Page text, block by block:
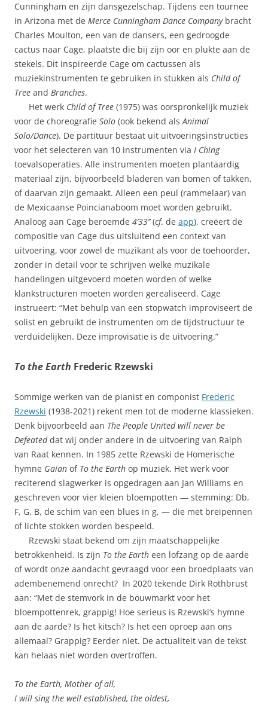
Cunningham en zijn dansgezelschap. Tijdens een tournee
in Arizona met de Merce Cunningham Dance Companybracht
Charles Moulton, een van de dansers, een gedroogde
cactus naar Cage, plaatste die bij zijn oor en plukte aan de
stekels. Dit inspireerde Cage om cactussen als
muziekinstrumenten te gebruiken in stukken als Child of
Tree and Branches.
Het werk Child of Tree (1975) was oorspronkelijk muziek
voor de choreografie Solo (ook bekend alsAnimal
Solo/Dance). De partituur bestaat uit uitvoeringsinstructies
voor het selecteren van 10 instrumenten via I Ching
toevalsoperaties. Alle instrumenten moeten plantaardig
materiaal zijn, bijvoorbeeld bladeren van bomen of takken,
of daarvan zijn gemaakt. Alleen een peul (rammelaar) van
de Mexicaanse Poincianaboom moet worden gebruikt.
Analoog aan Cage beroemde 4’33’’(cf. de app), creëert de
compositie van Cage dus uitsluitend een context van
uitvoering, voor zowel de muzikant als voor de toehoorder,
zonder in detail voor te schrijven welke muzikale
handelingen uitgevoerd moeten worden of welke
klankstructuren moeten worden gerealiseerd. Cage
instrueert: “Met behulp van een stopwatch improviseert de
solist en gebruikt de instrumenten om de tijdstructuur te
verduidelijken. Deze improvisatie is de uitvoering.”
To the Earth Frederic Rzewski
Sommige werken van de pianist en componist Frederic
Rzewski (1938-2021) rekent men tot de moderne klassieken.
Denk bijvoorbeeld aan The People United will never be
Defeateddat wij onder andere in de uitvoering van Ralph
van Raat kennen. In 1985 zette Rzewski de Homerische
hymne Gaian of To the Earth op muziek. Het werk voor
reciterend slagwerker is opgedragen aan Jan Williams en
geschreven voor vier kleien bloempotten — stemming: Db,
F, G, B, de schim van een blues in g, — die met breipennen
of lichte stokken worden bespeeld.
Rzewski staat bekend om zijn maatschappelijke
betrokkenheid. Is zijn To the Earth een lofzang op de aarde
of wordt onze aandacht gevraagd voor een broedplaats van
adembenemend onrecht? In 2020 tekende Dirk Rothbrust
aan: “Met de stemvork in de bouwmarkt voor het
bloempottenrek, grappig! Hoe serieus is Rzewski’s hymne
aan de aarde? Is het kitsch? Is het een oproep aan ons
allemaal? Grappig? Eerder niet. De actualiteit van de tekst
kan helaas niet worden overtroffen.
To the Earth, Mother of all,
I will sing the well established, the oldest,